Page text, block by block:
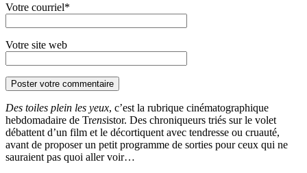
Votre courriel*
Votre site web
Des toiles plein les yeux, c’est la rubrique cinématographique
hebdomadaire de Trensistor. Des chroniqueurs triés sur le volet
débattent d’un film et le décortiquent avec tendresse ou cruauté,
avant de proposer un petit programme de sorties pour ceux qui ne
sauraient pas quoi aller voir…